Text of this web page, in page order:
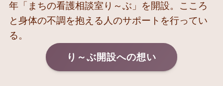
年「まちの看護相談室り～ぶ」を開設。こころ
と身体の不調を抱える人のサポートを行ってい
る。
り～ぶ開設への想い